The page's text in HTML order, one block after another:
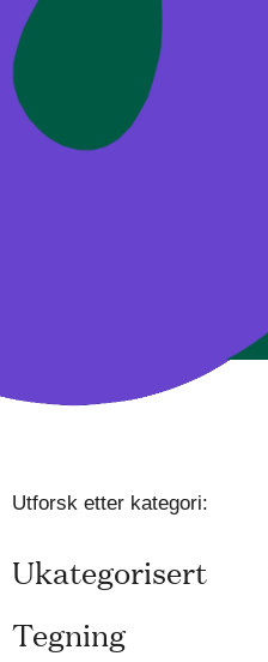
Utforsk etter kategori:
Ukategorisert
Tegning